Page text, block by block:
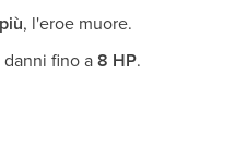
, l'eroe muore.
fino a8 HP.